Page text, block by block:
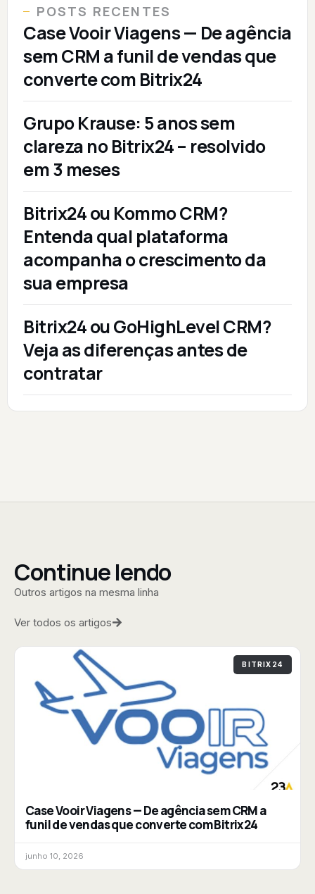
POSTS RECENTES
Case Vooir Viagens — De agência
sem CRM a funil de vendas que
converte com Bitrix24
Grupo Krause: 5 anos sem
clareza no Bitrix24 – resolvido
em 3 meses
Bitrix24 ou Kommo CRM?
Entenda qual plataforma
acompanha o crescimento da
sua empresa
Bitrix24 ou GoHighLevel CRM?
Veja as diferenças antes de
contratar
Continue lendo
Outros artigos na mesma linha
Ver todos os artigos
BITRIX24
Case Vooir Viagens — De agência sem CRM a
funil de vendas que converte com Bitrix24
junho 10, 2026